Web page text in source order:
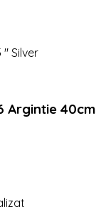
Argintie 40cm